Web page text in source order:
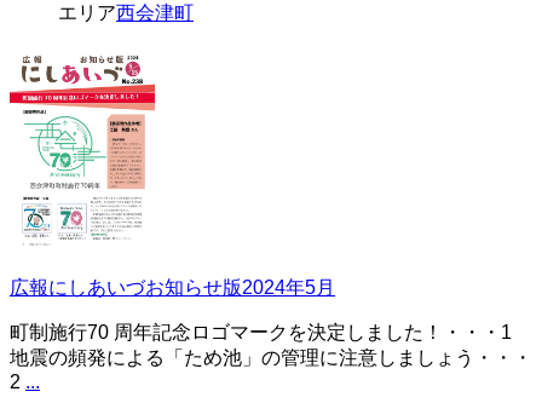
エリア西会津町
広報にしあいづお知らせ版2024年5月
町制施行70 周年記念ロゴマークを決定しました！・・・1
地震の頻発による「ため池」の管理に注意しましょう・・・
2 ...